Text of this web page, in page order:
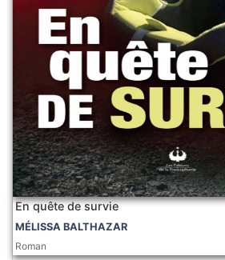
En quête de survie
MÉLISSA BALTHAZAR
Roman